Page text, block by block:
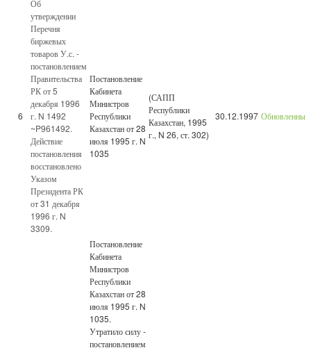
6
Об
утверждении
Перечня
биржевых
товаров У.с. -
постановлением
Правительства
РК от 5
декабря 1996
г. N 1492
~P961492.
Действие
постановления
восстановлено
Указом
Президента РК
от 31 декабря
1996 г. N
3309.
Постановление
Кабинета
Министров
Республики
Казахстан от 28
июля 1995 г. N
1035
(САПП
Республики
Казахстан, 1995
г., N 26, ст. 302)
30.12.1997 Обновленный
Постановление
Кабинета
Министров
Республики
Казахстан от 28
июля 1995 г. N
1035.
Утратило силу -
постановлением